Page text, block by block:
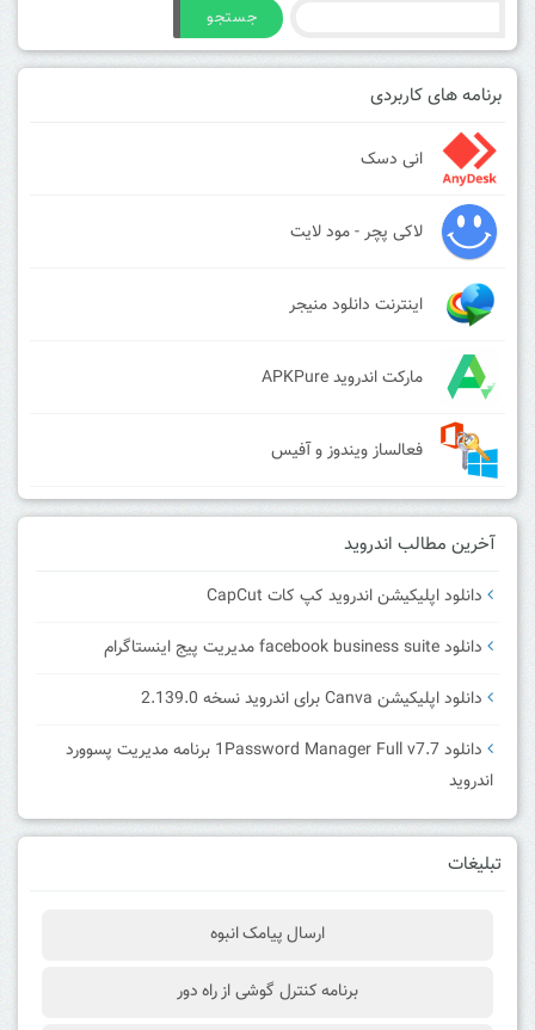
جستجو
برنامه های کاربردی
انی دسک
لاکی پچر - مود لایت
اینترنت دانلود منیجر
مارکت اندروید APKPure
فعالساز ویندوز و آفیس
آخرین مطالب اندروید
دانلود اپلیکیشن اندروید کپ کات CapCut
دانلود facebook business suite مدیریت پیج اینستاگرام
دانلود اپلیکیشن Canva برای اندروید نسخه 2.139.0
دانلود 1Password Manager Full v7.7 برنامه مدیریت پسوورد
اندروید
تبلیغات
ارسال پیامک انبوه
برنامه کنترل گوشی از راه دور